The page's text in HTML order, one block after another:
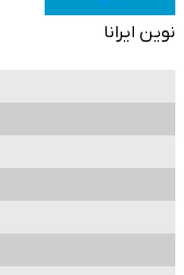
نوین ایرانا